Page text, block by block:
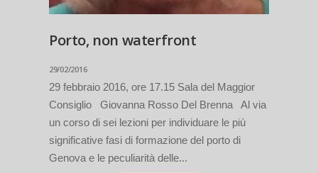
Porto, non waterfront
29/02/2016
29 febbraio 2016, ore 17.15 Sala del Maggior
Consiglio Giovanna Rosso Del Brenna Al via
un corso di sei lezioni per individuare le più
significative fasi di formazione del porto di
Genova e le peculiarità delle...